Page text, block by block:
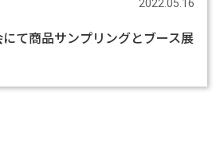
2022.05.16
て商品サンプリングとブース展